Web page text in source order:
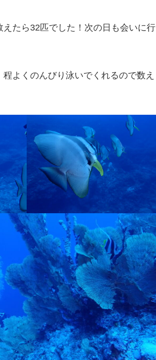
たら32匹でした！次の日も会いに行
よくのんびり泳いでくれるので数え